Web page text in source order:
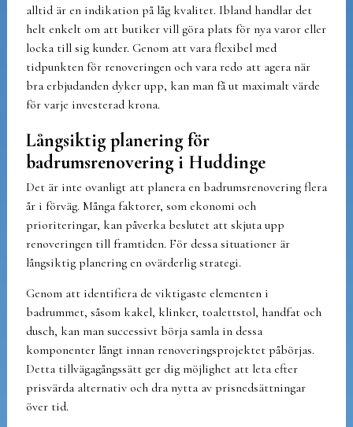
alltid är en indikation på låg kvalitet. Ibland handlar det
helt enkelt om att butiker vill göra plats för nya varor eller
locka till sig kunder. Genom att vara flexibel med
tidpunkten för renoveringen och vara redo att agera när
bra erbjudanden dyker upp, kan man få ut maximalt värde
för varje investerad krona.
Långsiktig planering för
badrumsrenovering i Huddinge
Det är inte ovanligt att planera en badrumsrenovering flera
år i förväg. Många faktorer, som ekonomi och
prioriteringar, kan påverka beslutet att skjuta upp
renoveringen till framtiden. För dessa situationer är
långsiktig planering en ovärderlig strategi.
Genom att identifiera de viktigaste elementen i
badrummet, såsom kakel, klinker, toalettstol, handfat och
dusch, kan man successivt börja samla in dessa
komponenter långt innan renoveringsprojektet påbörjas.
Detta tillvägagångssätt ger dig möjlighet att leta efter
prisvärda alternativ och dra nytta av prisnedsättningar
över tid.